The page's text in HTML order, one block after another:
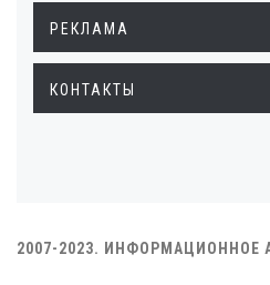
РЕКЛАМА
КОНТАКТЫ
2007-2023. ИНФОРМАЦИОННОЕ